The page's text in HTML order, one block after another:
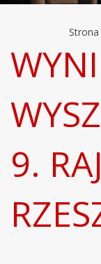
Strona
9.